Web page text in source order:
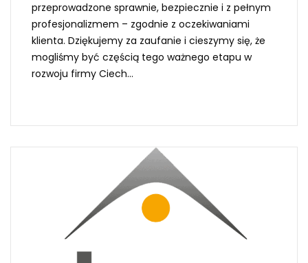
przeprowadzone sprawnie, bezpiecznie i z pełnym
profesjonalizmem – zgodnie z oczekiwaniami
klienta. Dziękujemy za zaufanie i cieszymy się, że
mogliśmy być częścią tego ważnego etapu w
rozwoju firmy Ciech...